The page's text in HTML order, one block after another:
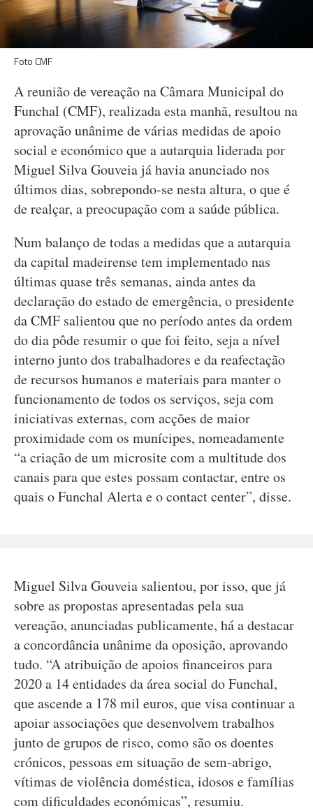
Foto CMF
A reunião de vereação na Câmara Municipal do
Funchal (CMF), realizada esta manhã, resultou na
aprovação unânime de várias medidas de apoio
social e económico que a autarquia liderada por
Miguel Silva Gouveia já havia anunciado nos
últimos dias, sobrepondo-se nesta altura, o que é
de realçar, a preocupação com a saúde pública.
Num balanço de todas a medidas que a autarquia
da capital madeirense tem implementado nas
últimas quase três semanas, ainda antes da
declaração do estado de emergência, o presidente
da CMF salientou que no período antes da ordem
do dia pôde resumir o que foi feito, seja a nível
interno junto dos trabalhadores e da reafectação
de recursos humanos e materiais para manter o
funcionamento de todos os serviços, seja com
iniciativas externas, com acções de maior
proximidade com os munícipes, nomeadamente
“a criação de um microsite com a multitude dos
canais para que estes possam contactar, entre os
quais o Funchal Alerta e o contact center”, disse.
Miguel Silva Gouveia salientou, por isso, que já
sobre as propostas apresentadas pela sua
vereação, anunciadas publicamente, há a destacar
a concordância unânime da oposição, aprovando
tudo. “A atribuição de apoios financeiros para
2020 a 14 entidades da área social do Funchal,
que ascende a 178 mil euros, que visa continuar a
apoiar associações que desenvolvem trabalhos
junto de grupos de risco, como são os doentes
crónicos, pessoas em situação de sem-abrigo,
vítimas de violência doméstica, idosos e famílias
com dificuldades económicas”, resumiu.